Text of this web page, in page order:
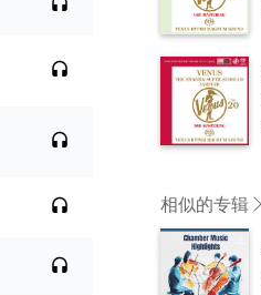
相似的专辑